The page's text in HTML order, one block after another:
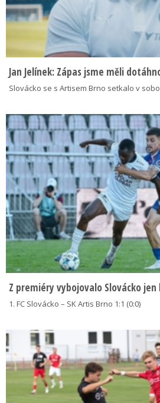
Jan Jelínek: Zápas jsme měli
Slovácko se s Artisem Brno setkalo v
Z premiéry vybojovalo Slovácko jen
1. FC Slovácko – SK Artis Brno 1:1 (0:0)